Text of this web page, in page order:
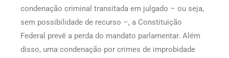
condenação criminal transitada em julgado – ou seja,
sem possibilidade de recurso –, a Constituição
Federal prevê a perda do mandato parlamentar. Além
disso, uma condenação por crimes de improbidade